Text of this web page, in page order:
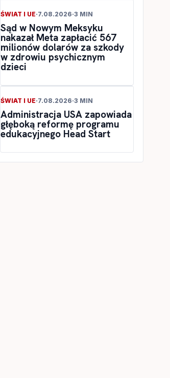
ŚWIAT I UE·7.08.2026·3 MIN
Sąd w Nowym Meksyku
nakazał Meta zapłacić 567
milionów dolarów za szkody
w zdrowiu psychicznym
dzieci
ŚWIAT I UE·7.08.2026·3 MIN
Administracja USA zapowiada
głęboką reformę programu
edukacyjnego Head Start